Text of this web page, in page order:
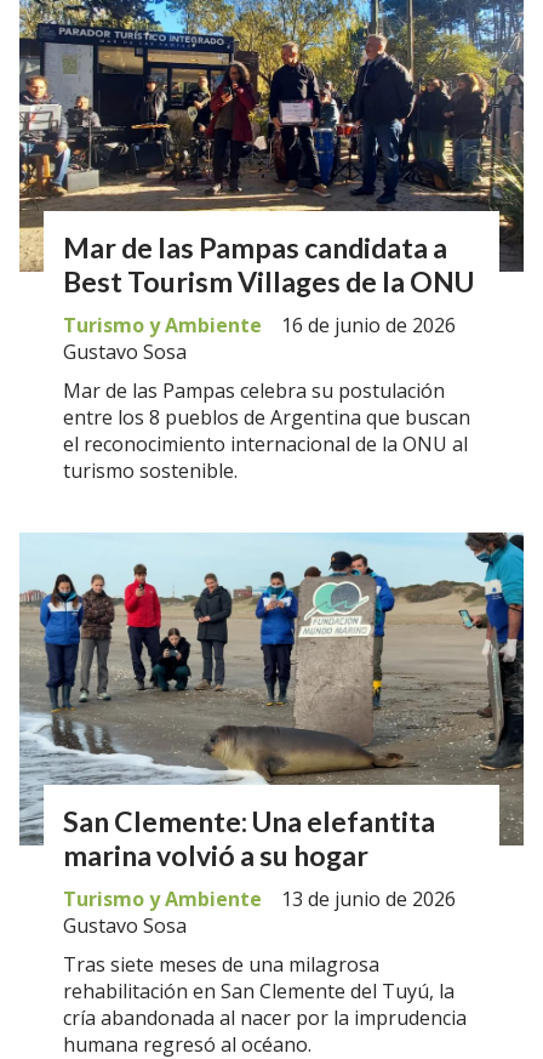
Mar de las Pampas candidata a
Best Tourism Villages de la ONU
Gustavo Sosa
Turismo y Ambiente 16 de junio de 2026
Mar de las Pampas celebra su postulación
entre los 8 pueblos de Argentina que buscan
el reconocimiento internacional de la ONU al
turismo sostenible.
San Clemente: Una elefantita
marina volvió a su hogar
Gustavo Sosa
Turismo y Ambiente 13 de junio de 2026
Tras siete meses de una milagrosa
rehabilitación en San Clemente del Tuyú, la
cría abandonada al nacer por la imprudencia
humana regresó al océano.